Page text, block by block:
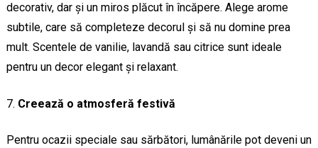
decorativ, dar și un miros plăcut în încăpere. Alege arome
subtile, care să completeze decorul și să nu domine prea
mult. Scentele de vanilie, lavandă sau citrice sunt ideale
pentru un decor elegant și relaxant.
Creează o atmosferă festivă
Pentru ocazii speciale sau sărbători, lumânările pot deveni un